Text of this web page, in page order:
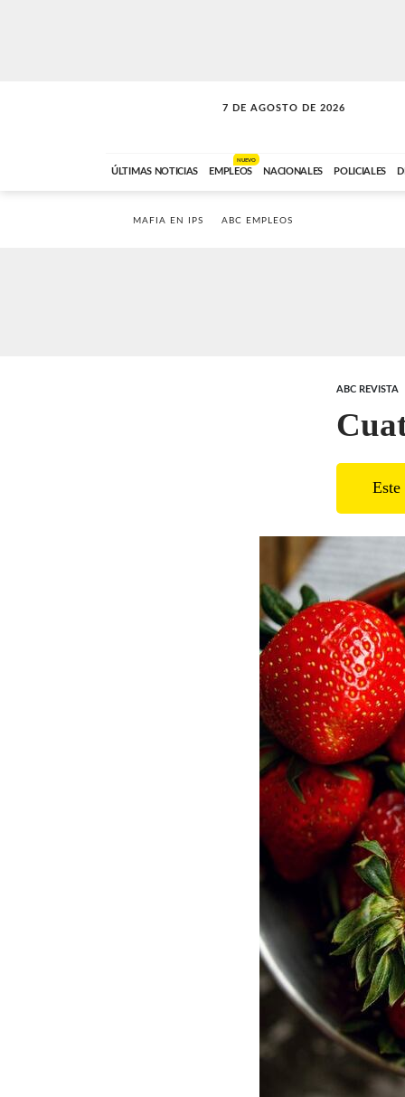
7 DE AGOSTO DE 2026
LA INCONDICIONAL
ÚLTIMAS NOTICIAS EMPLEOS
NUEVO
NACIONALES POLICIALES
MAFIA EN IPS ABC EMPLEOS
ABC REVISTA